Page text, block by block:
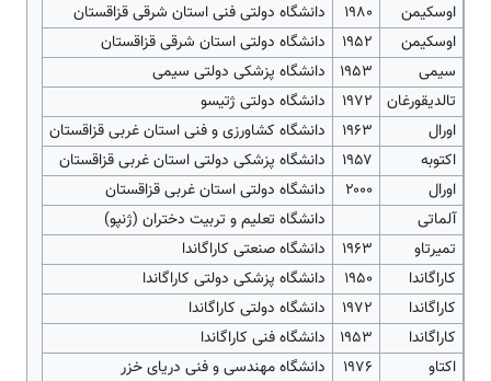
اوسکیمن
۱۹۸۰
دانشگاه دولتی فنی استان شرقی قزاقستان
اوسکیمن
۱۹۵۲
دانشگاه دولتی استان شرقی قزاقستان
سیمی
۱۹۵۳
دانشگاه پزشکی دولتی سیمی
تالدیقورغان
۱۹۷۲
دانشگاه دولتی ژتیسو
اورال
۱۹۶۳
دانشگاه کشاورزی و فنی استان غربی قزاقستان
اکتوبه
۱۹۵۷
دانشگاه پزشکی دولتی استان غربی قزاقستان
اورال
۲۰۰۰
دانشگاه دولتی استان غربی قزاقستان
آلماتی
دانشگاه تعلیم و تربیت دختران (ژنپو)
تمیرتاو
۱۹۶۳
دانشگاه صنعتی کاراگاندا
کاراگاندا
۱۹۵۰
دانشگاه پزشکی دولتی کاراگاندا
کاراگاندا
۱۹۷۲
دانشگاه دولتی کاراگاندا
کاراگاندا
۱۹۵۳
دانشگاه فنی کاراگاندا
اکتاو
۱۹۷۶
دانشگاه مهندسی و فنی دریای خزر